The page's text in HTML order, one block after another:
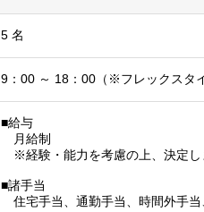
5 名
9：00 ～ 18：00（※フレックスタ
■給与
月給制
※経験・能力を考慮の上、決定し
■諸手当
住宅手当、通勤手当、時間外手当